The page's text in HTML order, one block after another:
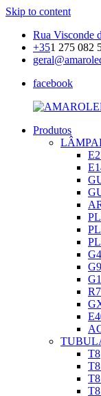
Skip to content
Rua Visconde
+351 275 082
facebook
AMAROLED
Iluminação
Produtos
G4
G9
T8